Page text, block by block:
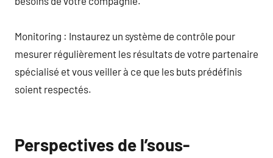
Monitoring : Instaurez un système de contrôle pour
mesurer régulièrement les résultats de votre partenaire
spécialisé et vous veiller à ce que les buts prédéfinis
soient respectés.
Perspectives de l’sous-